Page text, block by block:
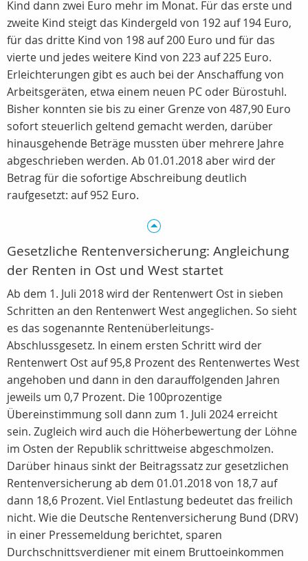
Kind dann zwei Euro mehr im Monat. Für das erste und
zweite Kind steigt das Kindergeld von 192 auf 194 Euro,
für das dritte Kind von 198 auf 200 Euro und für das
vierte und jedes weitere Kind von 223 auf 225 Euro.
Erleichterungen gibt es auch bei der Anschaffung von
Arbeitsgeräten, etwa einem neuen PC oder Bürostuhl.
Bisher konnten sie bis zu einer Grenze von 487,90 Euro
sofort steuerlich geltend gemacht werden, darüber
hinausgehende Beträge mussten über mehrere Jahre
abgeschrieben werden. Ab 01.01.2018 aber wird der
Betrag für die sofortige Abschreibung deutlich
raufgesetzt: auf 952 Euro.
Gesetzliche Rentenversicherung: Angleichung
der Renten in Ost und West startet
Ab dem 1. Juli 2018 wird der Rentenwert Ost in sieben
Schritten an den Rentenwert West angeglichen. So sieht
es das sogenannte Rentenüberleitungs-
Abschlussgesetz. In einem ersten Schritt wird der
Rentenwert Ost auf 95,8 Prozent des Rentenwertes West
angehoben und dann in den darauffolgenden Jahren
jeweils um 0,7 Prozent. Die 100prozentige
Übereinstimmung soll dann zum 1. Juli 2024 erreicht
sein. Zugleich wird auch die Höherbewertung der Löhne
im Osten der Republik schrittweise abgeschmolzen.
Darüber hinaus sinkt der Beitragssatz zur gesetzlichen
Rentenversicherung ab dem 01.01.2018 von 18,7 auf
dann 18,6 Prozent. Viel Entlastung bedeutet das freilich
nicht. Wie die Deutsche Rentenversicherung Bund (DRV)
in einer Pressemeldung berichtet, sparen
Durchschnittsverdiener mit einem Bruttoeinkommen